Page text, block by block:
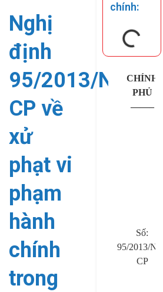
Nghị
định
95/2013/NĐ-
CP về
xử
phạt vi
phạm
hành
chính
trong
chính:
CHÍNH
PHỦ
——–
Số:
95/2013/NĐ-
CP